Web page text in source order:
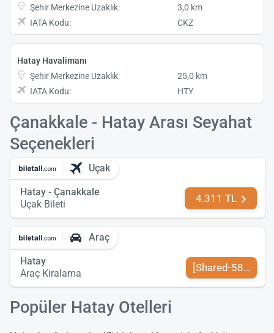
Şehir Merkezine Uzaklık:
3,0 km
IATA Kodu:
CKZ
Hatay Havalimanı
Şehir Merkezine Uzaklık:
25,0 km
IATA Kodu:
HTY
Çanakkale - Hatay Arası Seyahat
Seçenekleri
Uçak
Hatay - Çanakkale
Uçak Bileti
4.311 TL
Araç
Hatay
Araç Kiralama
[Shared-589-tr-
Popüler Hatay Otelleri